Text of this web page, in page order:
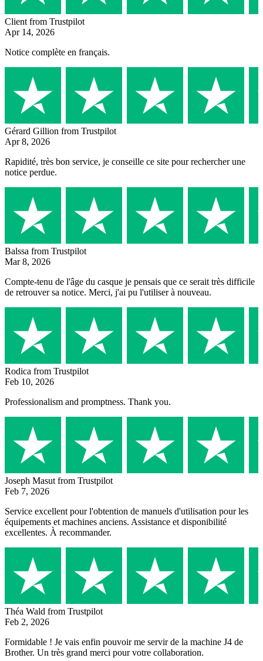
Client from Trustpilot
Apr 14, 2026
Notice complète en français.
Gérard Gillion from Trustpilot
Apr 8, 2026
Rapidité, très bon service, je conseille ce site pour rechercher une
notice perdue.
Balssa from Trustpilot
Mar 8, 2026
Compte-tenu de l'âge du casque je pensais que ce serait très difficile
de retrouver sa notice. Merci, j'ai pu l'utiliser à nouveau.
Rodica from Trustpilot
Feb 10, 2026
Professionalism and promptness. Thank you.
Joseph Masut from Trustpilot
Feb 7, 2026
Service excellent pour l'obtention de manuels d'utilisation pour les
équipements et machines anciens. Assistance et disponibilité
excellentes. À recommander.
Théa Wald from Trustpilot
Feb 2, 2026
Formidable ! Je vais enfin pouvoir me servir de la machine J4 de
Brother. Un très grand merci pour votre collaboration.